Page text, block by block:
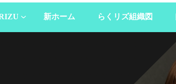
新ホーム らくリズ組織図